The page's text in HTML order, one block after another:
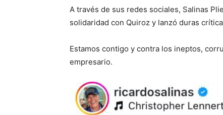
A través de sus redes sociales, Salinas
solidaridad con Quiroz y lanzó duras
Estamos contigo y contra los ineptos,
empresario.